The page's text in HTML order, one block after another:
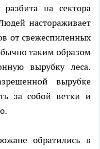
разбита на сектора
настораживает
от свежеспиленных
таким образом
вырубку леса.
вырубке
за собой ветки и
обратились в